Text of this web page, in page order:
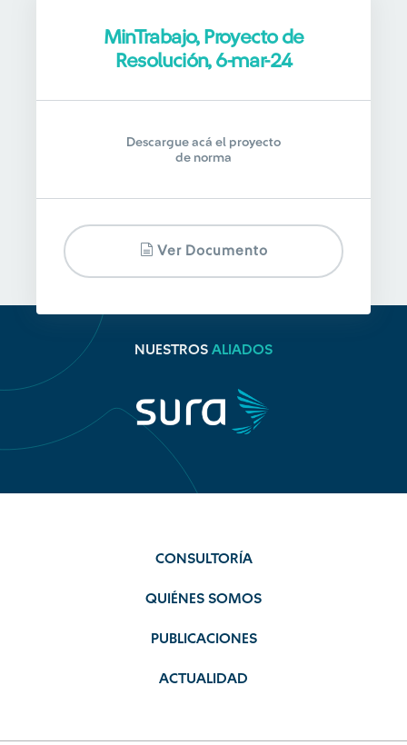
MinTrabajo, Proyecto de
Resolución, 6-mar-24
Descargue acá el proyecto
de norma
Ver Documento
NUESTROS ALIADOS
CONSULTORÍA
QUIÉNES SOMOS
PUBLICACIONES
ACTUALIDAD